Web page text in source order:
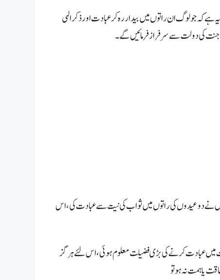
کہ جولوگ ان راتوں میں بیدار رہ کر عبادت اور ذکر الہی
جنت کی دولت سے سرفراز فرمائیں گے۔
نے دو عیدوں کی راتوں میں ثواب کی نیت سے عبادت کی ، اس
میں عبادت کرنے کی بڑی فضیلت معلوم ہوئی ، اس لئے ہرگز
یا ہمت نہ ہو تو